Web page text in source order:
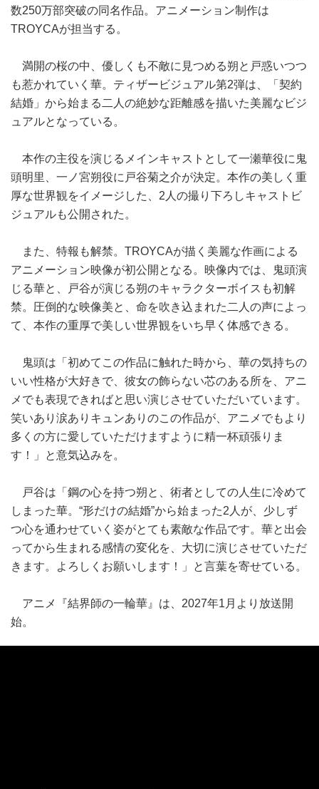
数250万部突破の同名作品。アニメーション制作は
TROYCAが担当する。
満開の桜の中、優しくも不敵に見つめる朔と戸惑いつつ
も惹かれていく華。ティザービジュアル第2弾は、「契約
結婚」から始まる二人の絶妙な距離感を描いた美麗なビジ
ュアルとなっている。
本作の主役を演じるメインキャストとして一瀬華役に鬼
頭明里、一ノ宮朔役に戸谷菊之介が決定。本作の美しく重
厚な世界観をイメージした、2人の撮り下ろしキャストビ
ジュアルも公開された。
また、特報も解禁。TROYCAが描く美麗な作画による
アニメーション映像が初公開となる。映像内では、鬼頭演
じる華と、戸谷が演じる朔のキャラクターボイスも初解
禁。圧倒的な映像美と、命を吹き込まれた二人の声によっ
て、本作の重厚で美しい世界観をいち早く体感できる。
鬼頭は「初めてこの作品に触れた時から、華の気持ちの
いい性格が大好きで、彼女の飾らない芯のある所を、アニ
メでも表現できればと思い演じさせていただいています。
笑いあり涙ありキュンありのこの作品が、アニメでもより
多くの方に愛していただけますように精一杯頑張りま
す！」と意気込みを。
戸谷は「鋼の心を持つ朔と、術者としての人生に冷めて
しまった華。“形だけの結婚”から始まった2人が、少しず
つ心を通わせていく姿がとても素敵な作品です。華と出会
ってから生まれる感情の変化を、大切に演じさせていただ
きます。よろしくお願いします！」と言葉を寄せている。
アニメ『結界師の一輪華』は、2027年1月より放送開
始。